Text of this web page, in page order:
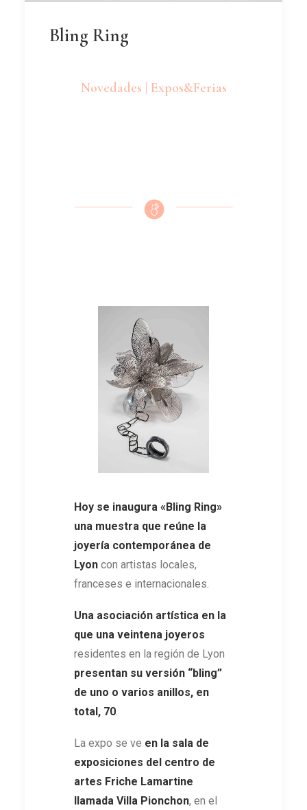
Bling Ring
Novedades | Expos&Ferias
Hoy se inaugura «Bling Ring»
una muestra que reúne la
joyería contemporánea de
Lyon con artistas locales,
franceses e internacionales.
Una asociación artística en la
que una veintena joyeros
residentes en la región de Lyon
presentan su versión “bling”
de uno o varios anillos, en
total, 70
La expo se ve en la sala de
exposiciones del centro de
artes Friche Lamartine
llamada Villa Pionchon, en el